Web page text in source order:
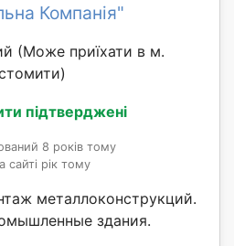
Компанія"
(Може приїхати в м.
підтверджені
8 років тому
сайті рік тому
металлоконструкций.
здания.